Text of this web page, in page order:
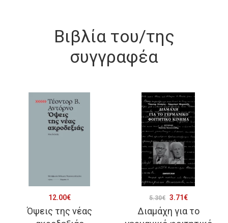
Βιβλία του/της
συγγραφέα
Όψεις της νέας
12.00€
Διαμάχη για το
5.30€ Original
price
3.71€Η
τρέχουσα